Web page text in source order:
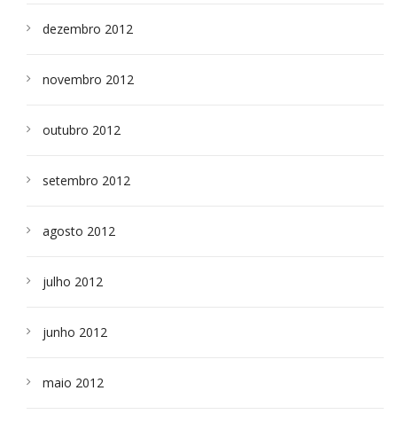
dezembro 2012
novembro 2012
outubro 2012
setembro 2012
agosto 2012
julho 2012
junho 2012
maio 2012